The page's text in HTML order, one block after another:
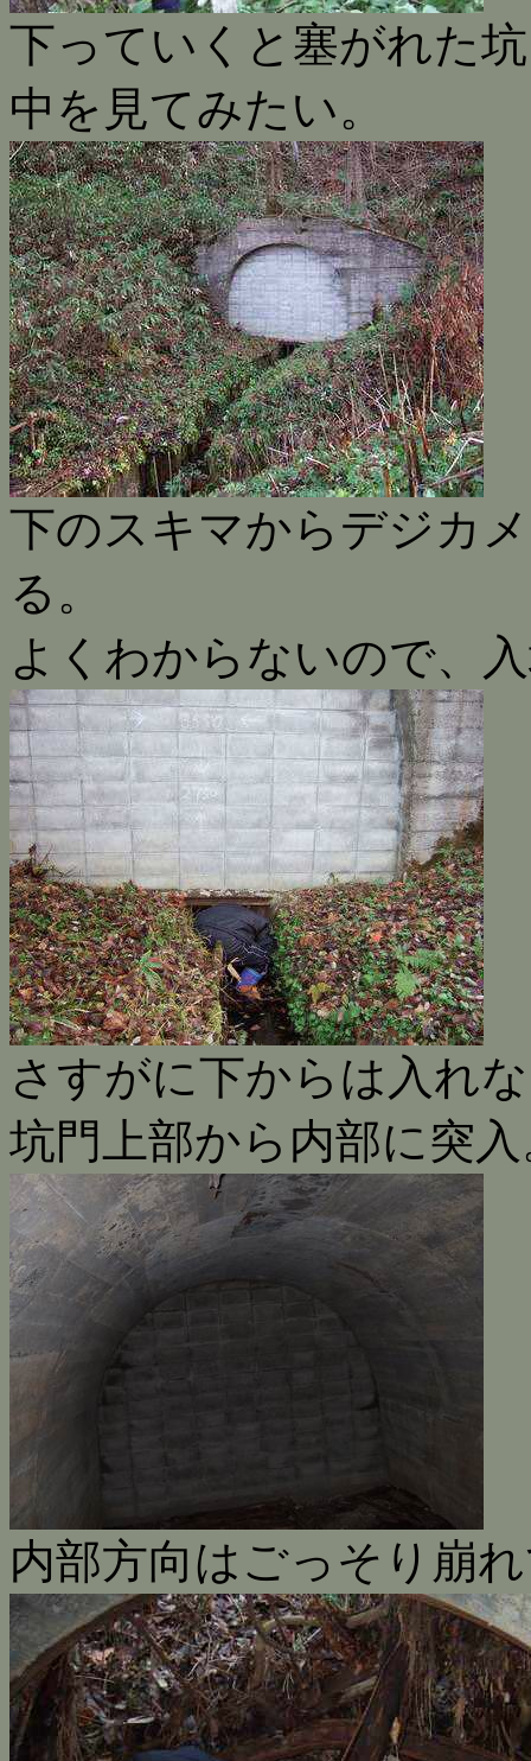
下っていくと塞がれた
中を見てみたい。
下のスキマからデジカ
る。
よくわからないので、
さすがに下からは入れ
坑門上部から内部に突
内部方向はごっそり崩